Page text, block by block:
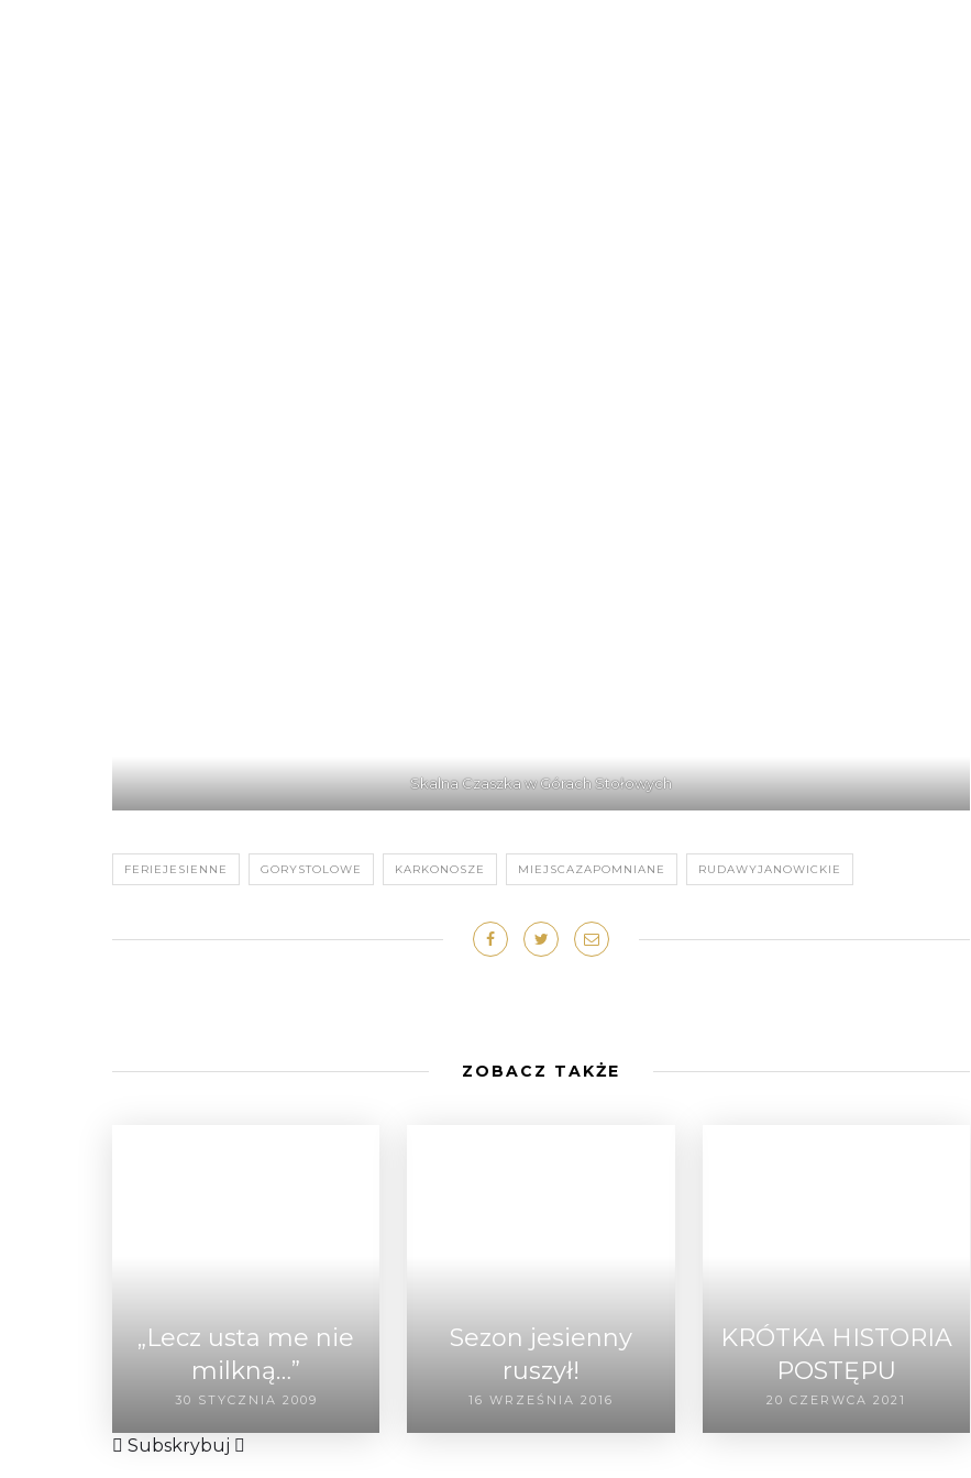
Skalna Czaszka w Górach Stołowych
FERIEJESIENNE GORYSTOLOWE KARKONOSZE MIEJSCAZAPOMNIANE RUDAWYJANOWICKIE
ZOBACZ TAKŻE
„Lecz usta me nie
milkną…”
30 STYCZNIA 2009
Sezon jesienny
ruszył!
16 WRZEŚNIA 2016
KRÓTKA HISTORIA
POSTĘPU
20 CZERWCA 2021
Subskrybuj